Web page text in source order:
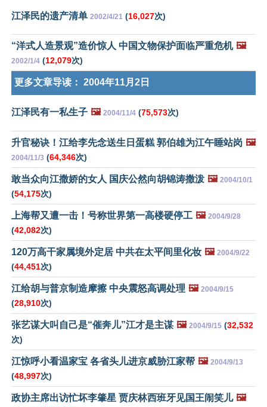
江泽民的遗产清单 2002/4/21 (16,027次)
“洋式人造景观”造价惊人 中国文物保护面临严重危机 🖼️
2002/1/4 (12,079次)
更多文章导读： 2004年11月2日
江泽民有一私生子 🖼️ 2004/11/4 (75,573次)
升官秘诀！江给李先念送生日蛋糕 郭伯雄为江午睡站岗 🖼️
2004/11/3 (64,346次)
敢当众向江撒娇的女人 国庆公然向胡锦涛撒泼 🖼️ 2004/10/1
(54,175次)
上海帮又遭一击！号称世界第一高楼硬停工 🖼️ 2004/9/28
(42,082次)
120万高干家属境外定居 中共在太平间里化妆 🖼️ 2004/9/22
(44,451次)
江给胡与普京制造摩擦 中央震怒高调处理 🖼️ 2004/9/15
(28,910次)
张艺谋大叫自己是“催奔儿”江才是主谋 🖼️ 2004/9/15 (32,532
次)
江惊呼小看温家宝 各省头儿进京威胁江家帮 🖼️ 2004/9/13
(48,997次)
政协主席出访忙坏李肇星 贾庆林西班牙见国王闹笑儿 🖼️